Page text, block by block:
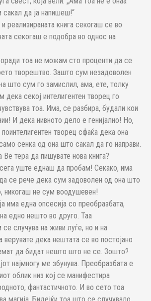
сакал да ја напишеш!“
реализираната книга секогаш се во
секогаш е подобра во однос на
тоа не можам сто проценти да се
творештво. Зашто сум незадоволен
што сум го замислил, ама, ете, толку
секој интелигентен творец го
тоа. Има, се разбира, будали кои
И дека нивното дело е генијално! Но,
творец сфаќа дека она
сенка од она што сакал да го направи.
тера да пишувате нова книга?
сега уште еднаш да пробам! Секако, има
се рече дека сум задоволен од она што
никогаш не сум воодушевен!
има една опсесија со преобразбата,
едно нешто во друго. Таа
случува на живи луѓе, но и на
верувате дека нештата се во постојано
да бидат нешто што не се. Зошто?
најмногу ме збунува. Преобразбата е
облик низ кој се манифестира
фантастичното. И во сето тоа